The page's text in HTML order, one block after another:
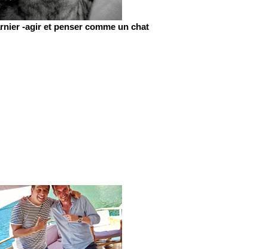
-agir et penser comme un chat